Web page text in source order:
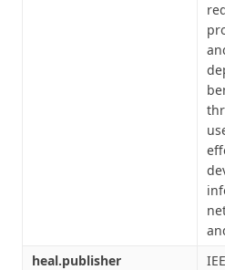
heal.publisher